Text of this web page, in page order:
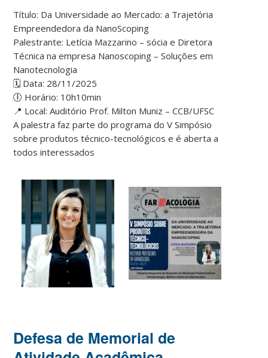
Título: Da Universidade ao Mercado: a Trajetória
Empreendedora da NanoScoping
Palestrante: Letícia Mazzarino – sócia e Diretora
Técnica na empresa Nanoscoping – Soluções em
Nanotecnologia
🗓 Data: 28/11/2025
🕕 Horário: 10h10min
📍 Local: Auditório Prof. Milton Muniz – CCB/UFSC
A palestra faz parte do programa do V Simpósio
sobre produtos técnico-tecnológicos e é aberta a
todos interessados
Defesa de Memorial de